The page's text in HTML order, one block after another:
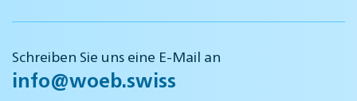
Schreiben Sie uns eine E-Mail an
info@woeb.swiss